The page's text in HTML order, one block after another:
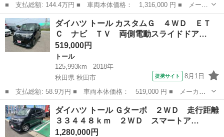
■ 支払総額: 144.4万円 ■ 車両本体価格： 1,316,000 円 ■ メーカ
ー名： ダイハツ ■ 車種名： トール ■ グレード名： Ｇ リミ
テッド ＳＡＩＩＩ ■ 排気量： 1000cc ■ ドア枚数： 5D ...
山形 山形市 トール
ダイハツ トール カスタムＧ ４ＷＤ ＥＴ
Ｃ ナビ ＴＶ 両側電動スライドドア…
519,000円
トール
125,993km
2018年
秋田県 秋田市
提携サイト 8月1日
■ 支払総額: 58.9万円 ■ 車両本体価格： 519,000 円 ■ メーカー
名： ダイハツ ■ 車種名： トール ■ グレード名： カスタム
Ｇ ４ＷＤ ＥＴＣ ナビ ＴＶ 両側電動スライドドア オートク
ルーズコントロ...
秋田 秋田市 トール
ダイハツ トール Ｇターボ ２ＷＤ 走行距離
３３４４８ｋｍ ２ＷＤ スマートア…
1,280,000円